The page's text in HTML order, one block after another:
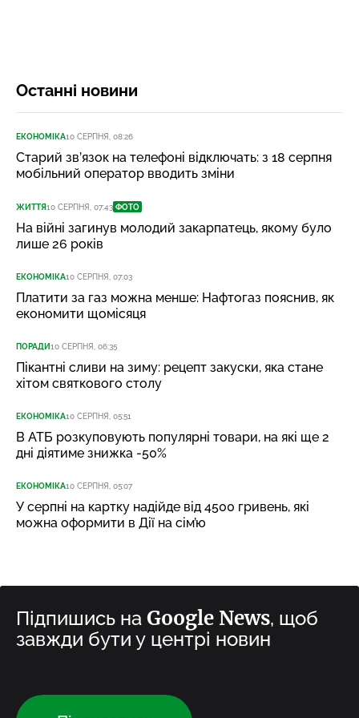
Останні новини
ЕКОНОМІКА10 СЕРПНЯ, 08:26
Старий зв’язок на телефоні відключать: з 18 серпня
мобільний оператор вводить зміни
ЖИТТЯ10 СЕРПНЯ, 07:43 ФОТО
На війні загинув молодий закарпатець, якому було
лише 26 років
ЕКОНОМІКА10 СЕРПНЯ, 07:03
Платити за газ можна менше: Нафтогаз пояснив, як
економити щомісяця
ПОРАДИ10 СЕРПНЯ, 06:35
Пікантні сливи на зиму: рецепт закуски, яка стане
хітом святкового столу
ЕКОНОМІКА10 СЕРПНЯ, 05:51
В АТБ розкуповують популярні товари, на які ще 2
дні діятиме знижка -50%
ЕКОНОМІКА10 СЕРПНЯ, 05:07
У серпні на картку надійде від 4500 гривень, які
можна оформити в Дії на сім’ю
Підпишись на Google News, щоб
завжди бути у центрі новин